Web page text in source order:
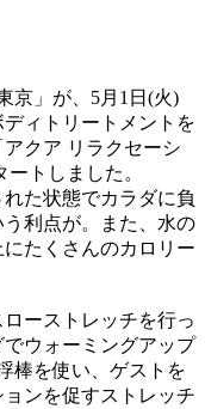
京」が、5月1日(火)
ィトリートメントを
クア リラクセーシ
トしました。
た状態でカラダに負
利点が。また、水の
たくさんのカロリー
ーストレッチを行っ
ウォーミングアップ
棒を使い、ゲストを
ンを促すストレッチ